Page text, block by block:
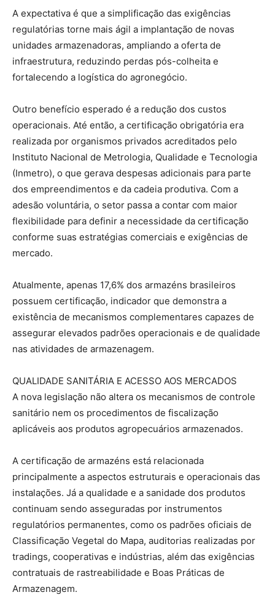
A expectativa é que a simplificação das exigências
regulatórias torne mais ágil a implantação de novas
unidades armazenadoras, ampliando a oferta de
infraestrutura, reduzindo perdas pós-colheita e
fortalecendo a logística do agronegócio.
Outro benefício esperado é a redução dos custos
operacionais. Até então, a certificação obrigatória era
realizada por organismos privados acreditados pelo
Instituto Nacional de Metrologia, Qualidade e Tecnologia
(Inmetro), o que gerava despesas adicionais para parte
dos empreendimentos e da cadeia produtiva. Com a
adesão voluntária, o setor passa a contar com maior
flexibilidade para definir a necessidade da certificação
conforme suas estratégias comerciais e exigências de
mercado.
Atualmente, apenas 17,6% dos armazéns brasileiros
possuem certificação, indicador que demonstra a
existência de mecanismos complementares capazes de
assegurar elevados padrões operacionais e de qualidade
nas atividades de armazenagem.
QUALIDADE SANITÁRIA E ACESSO AOS MERCADOS
A nova legislação não altera os mecanismos de controle
sanitário nem os procedimentos de fiscalização
aplicáveis aos produtos agropecuários armazenados.
A certificação de armazéns está relacionada
principalmente a aspectos estruturais e operacionais das
instalações. Já a qualidade e a sanidade dos produtos
continuam sendo asseguradas por instrumentos
regulatórios permanentes, como os padrões oficiais de
Classificação Vegetal do Mapa, auditorias realizadas por
tradings, cooperativas e indústrias, além das exigências
contratuais de rastreabilidade e Boas Práticas de
Armazenagem.